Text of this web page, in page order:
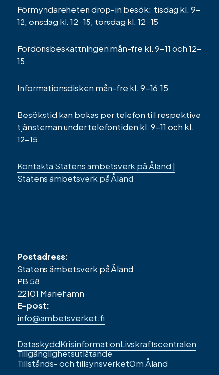
Förmyndareheten drop-in besök: tisdag kl. 9-
12, onsdag kl. 12-15, torsdag kl. 12-15
Fordonsbeskattningen mån-fre kl. 9-11 och 12-
15.
Informationsdisken mån-fre kl. 9-16.15
Besökstid kan bokas per telefon till respektive
tjänsteman under telefontiden kl. 9-11 och kl.
12-15.
Kontakta Statens ämbetsverk på Åland |
Statens ämbetsverk på Åland
Postadress:
Statens ämbetsverk på Åland
PB 58
22101 Mariehamn
E-post:
info@ambetsverket.fi
Sidfotens
länkar
DataskyddKrisinformationLivskraftscentralen
Tillgänglighetsutlåtande
Tillstånds- och tillsynsverketOm Åland